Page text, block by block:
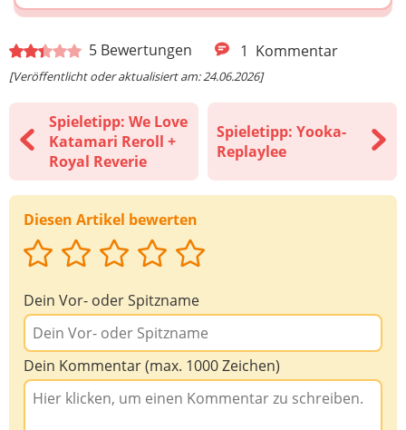
5 Bewertungen 1 Kommentar
[Veröffentlicht oder aktualisiert am: 24.06.2026]
Spieletipp: We Love
Katamari Reroll +
Royal Reverie
Spieletipp: Yooka-
Replaylee
Diesen Artikel bewerten
Dein Vor- oder Spitzname
Dein Kommentar (max. 1000 Zeichen)